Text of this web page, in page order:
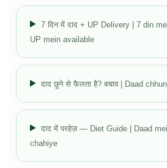
7 दिन में दाद + UP Delivery | 7 din
UP mein available
दाद छूने से फैलता है? बचाव | Daad
दाद में परहेज़ — Diet Guide | Daad
chahiye